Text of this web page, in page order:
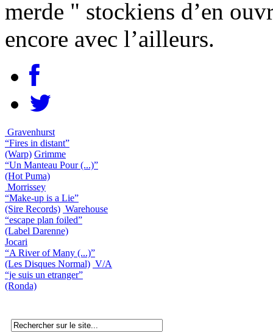
merde " stockiens d’en
encore avec l’ailleurs.
Gravenhurst
“Fires in distant”
(Warp) Grimme
“Un Manteau Pour (...)”
(Hot Puma)
Morrissey
“Make-up is a Lie”
(Sire Records) Warehouse
“escape plan foiled”
(Label Darenne)
Jocari
“A River of Many (...)”
(Les Disques Normal) V/A
“je suis un etranger”
(Ronda)